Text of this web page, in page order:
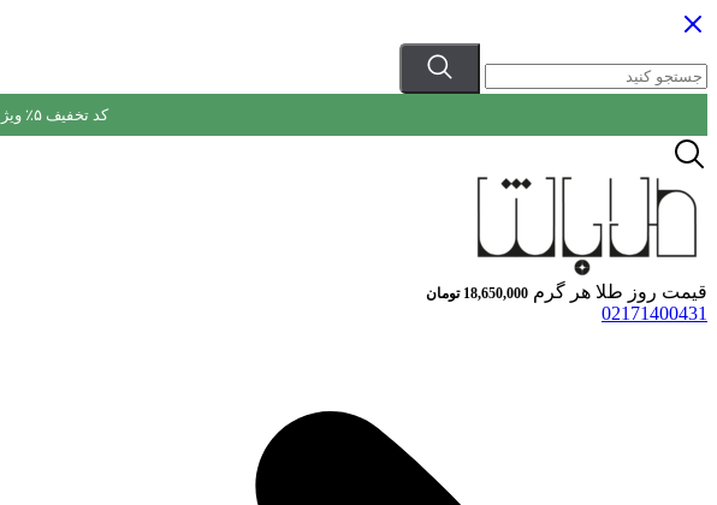
کد تخفیف ۵٪ ویژه پرداخت از طریق درگاه دیجی‌پی :
قیمت روز طلا هر گرم 18,650,000 تومان
02171400431